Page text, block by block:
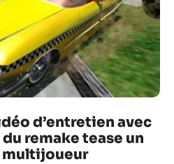
d’entretien avec
remake tease un
multijoueur